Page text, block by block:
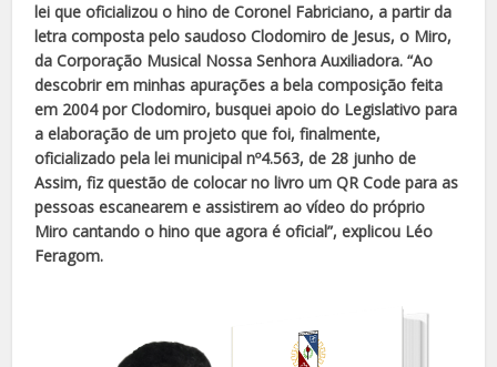
lei que oficializou o hino de Coronel Fabriciano, a partir da
letra composta pelo saudoso Clodomiro de Jesus, o Miro,
da Corporação Musical Nossa Senhora Auxiliadora. “Ao
descobrir em minhas apurações a bela composição feita
em 2004 por Clodomiro, busquei apoio do Legislativo para
a elaboração de um projeto que foi, finalmente,
oficializado pela lei municipal nº4.563, de 28 junho de
Assim, fiz questão de colocar no livro um QR Code para as
pessoas escanearem e assistirem ao vídeo do próprio
Miro cantando o hino que agora é oficial”, explicou Léo
Feragom.